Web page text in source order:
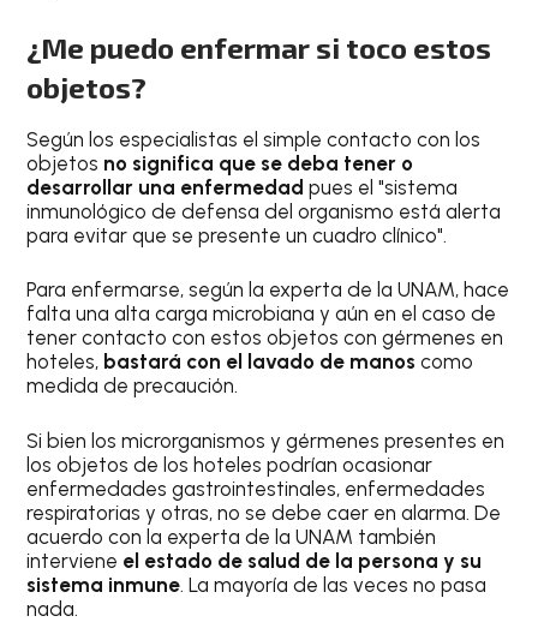
¿Me puedo enfermar si toco estos
objetos?
Según los especialistas el simple contacto con los
objetos no significa que se deba tener o
desarrollar una enfermedad pues el "sistema
inmunológico de defensa del organismo está alerta
para evitar que se presente un cuadro clínico".
Para enfermarse, según la experta de la UNAM, hace
falta una alta carga microbiana y aún en el caso de
tener contacto con estos objetos con gérmenes en
hoteles, bastará con el lavado de manos como
medida de precaución.
Si bien los microrganismos y gérmenes presentes en
los objetos de los hoteles podrían ocasionar
enfermedades gastrointestinales, enfermedades
respiratorias y otras, no se debe caer en alarma. De
acuerdo con la experta de la UNAM también
interviene el estado de salud de la persona y su
sistema inmune. La mayoría de las veces no pasa
nada.